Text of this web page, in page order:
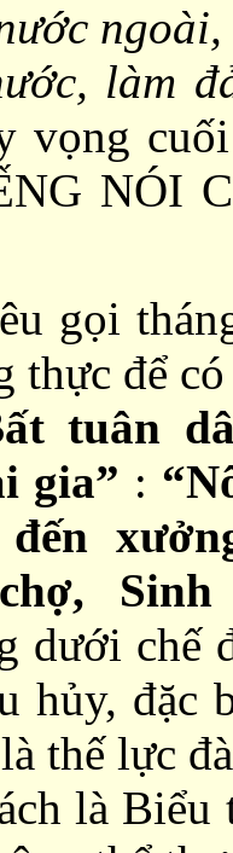
làm
vọng
NÓI
gọi
thực để
tuân
gia” :
dưới chế
hủy, đặc
thế lực
là